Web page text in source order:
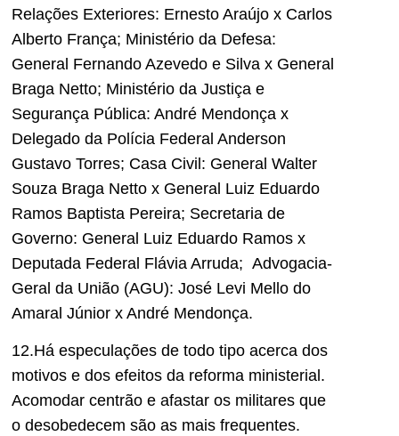
Relações Exteriores: Ernesto Araújo x Carlos
Alberto França; Ministério da Defesa:
General Fernando Azevedo e Silva x General
Braga Netto; Ministério da Justiça e
Segurança Pública: André Mendonça x
Delegado da Polícia Federal Anderson
Gustavo Torres; Casa Civil: General Walter
Souza Braga Netto x General Luiz Eduardo
Ramos Baptista Pereira; Secretaria de
Governo: General Luiz Eduardo Ramos x
Deputada Federal Flávia Arruda; Advogacia-
Geral da União (AGU): José Levi Mello do
Amaral Júnior x André Mendonça.
12.Há especulações de todo tipo acerca dos
motivos e dos efeitos da reforma ministerial.
Acomodar centrão e afastar os militares que
o desobedecem são as mais frequentes.